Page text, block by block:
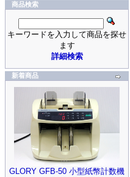
商品検索
キーワードを入力して商品を探せ
ます
詳細検索
新着商品
GLORY GFB-50 小型紙幣計数機